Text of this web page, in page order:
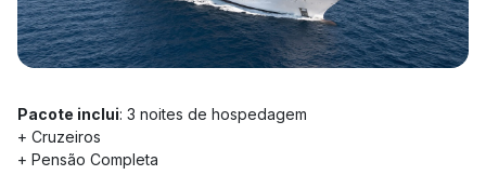
Pacote inclui: 3 noites de hospedagem
+ Cruzeiros
+ Pensão Completa